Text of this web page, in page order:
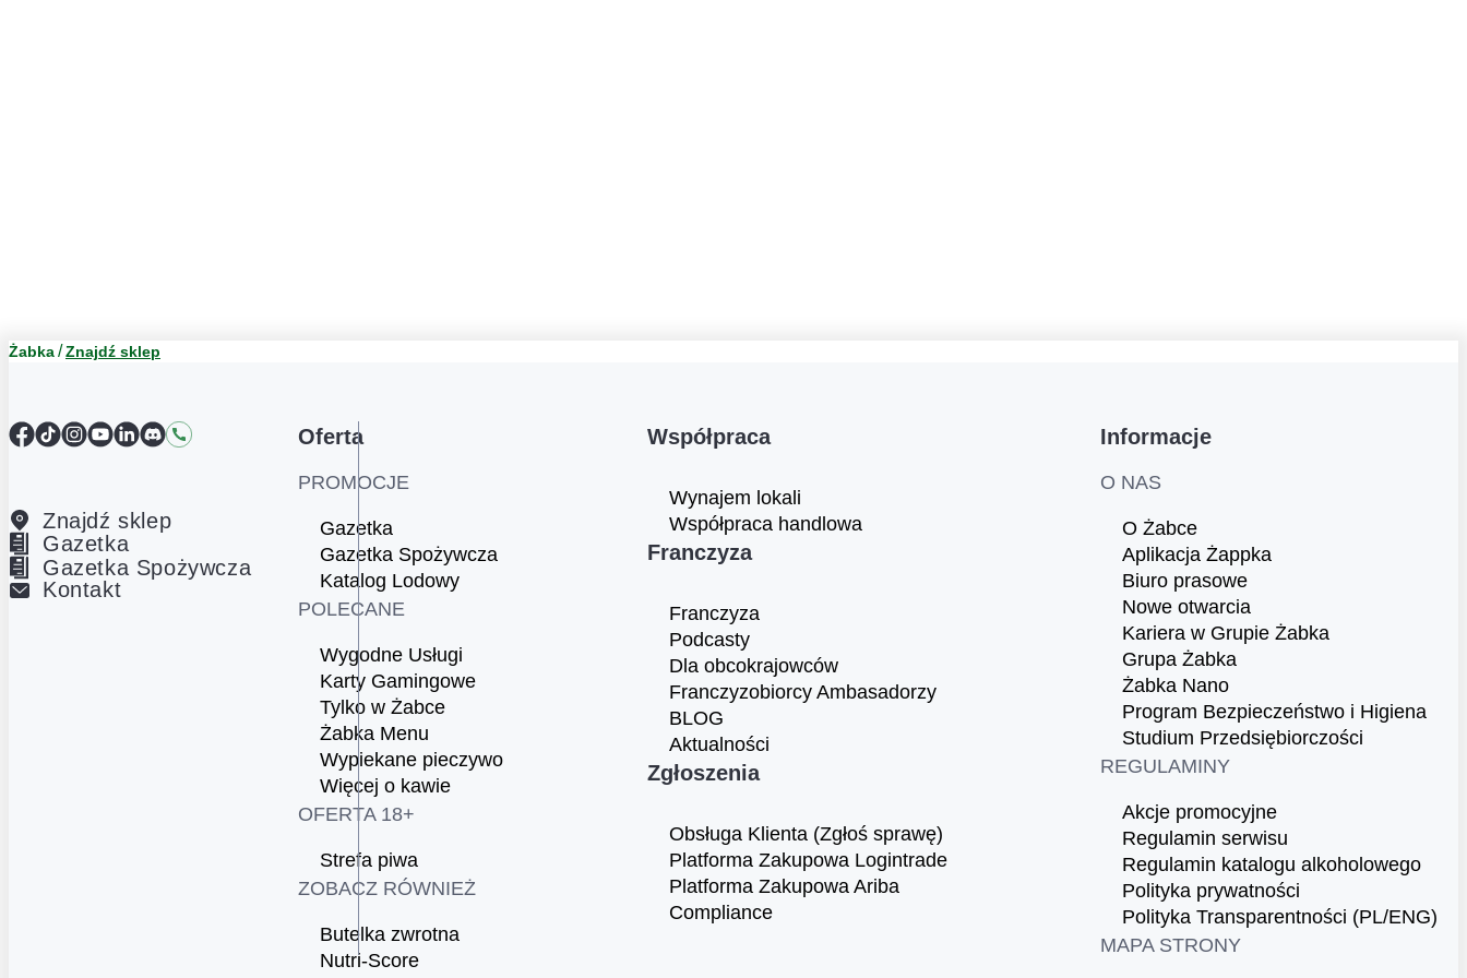
Żabka Znajdź sklep
Facebook
TikTokInstagram
YouTube
LinkedIn
DiscordKontakt
Znajdź sklep
Gazetka
Gazetka Spożywcza
Kontakt
Oferta
PROMOCJE
Gazetka
Gazetka Spożywcza
Katalog Lodowy
POLECANE
Wygodne Usługi
Karty Gamingowe
Tylko w Żabce
Żabka Menu
Wypiekane pieczywo
Więcej o kawie
OFERTA 18+
Strefa piwa
ZOBACZ RÓWNIEŻ
Butelka zwrotna
Nutri-Score
Współpraca
Wynajem lokali
Współpraca handlowa
Franczyza
Franczyza
Podcasty
Dla obcokrajowców
Franczyzobiorcy Ambasadorzy
BLOG
Aktualności
Zgłoszenia
Obsługa Klienta (Zgłoś sprawę)
Platforma Zakupowa Logintrade
Platforma Zakupowa Ariba
Compliance
Informacje
O NAS
O Żabce
Aplikacja Żappka
Biuro prasowe
Nowe otwarcia
Kariera w Grupie Żabka
Grupa Żabka
Żabka Nano
Program Bezpieczeństwo i Higiena
Studium Przedsiębiorczości
REGULAMINY
Akcje promocyjne
Regulamin serwisu
Regulamin katalogu alkoholowego
Polityka prywatności
Polityka Transparentności (PL/ENG)
MAPA STRONY